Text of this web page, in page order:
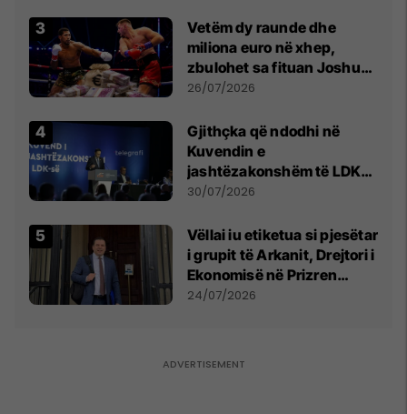
Vetëm dy raunde dhe
miliona euro në xhep,
zbulohet sa fituan Joshua
e Prenga
26/07/2026
Gjithçka që ndodhi në
Kuvendin e
jashtëzakonshëm të LDK-
së
30/07/2026
Vëllai iu etiketua si pjesëtar
i grupit të Arkanit, Drejtori i
Ekonomisë në Prizren
mohon pretendimet
24/07/2026